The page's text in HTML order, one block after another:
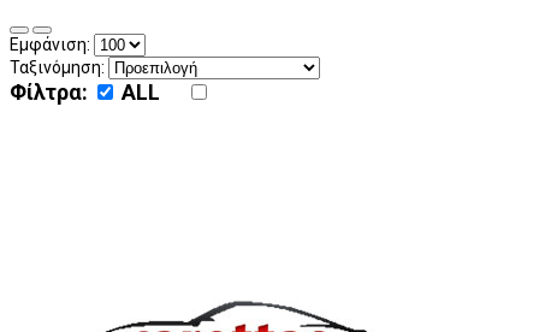
Εμφάνιση:
Ταξινόμηση:
Φίλτρα: ALL